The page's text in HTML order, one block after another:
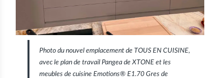
Photo du nouvel emplacement de TOUS EN CUISINE,
avec le plan de travail Pangea de XTONE et les
meubles de cuisine Emotions® E1.70 Gres de